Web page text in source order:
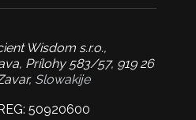
Wisdom s.r.o.,
Prílohy 583/57, 919 26
Slowakije
50920600